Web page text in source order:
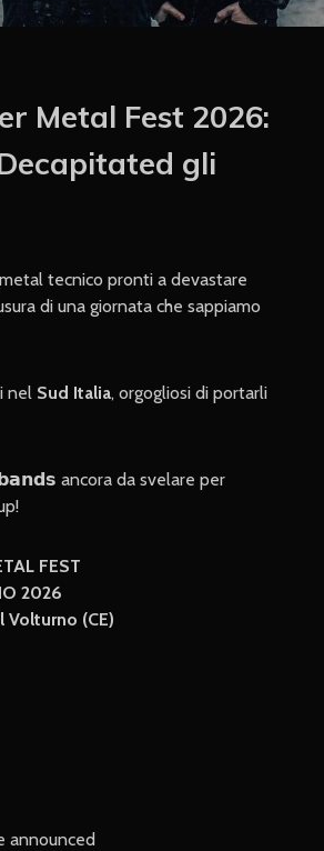
Metal Fest 2026:
gli
tecnico pronti a devastare
di una giornata che sappiamo
nel Sud Italia, orgogliosi di portarli
ancora da svelare per
FEST
2026
Volturno (CE)
announced